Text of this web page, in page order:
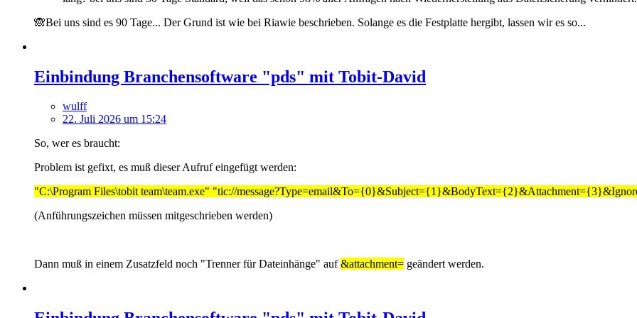
🙈Bei uns sind es 90 Tage... Der Grund ist wie bei Riawie beschrieben. Solange es die Festplatte hergibt, lassen wir es so...
Einbindung Branchensoftware "pds" mit Tobit-David
wulff
22. Juli 2026 um 15:24
So, wer es braucht:
Problem ist gefixt, es muß dieser Aufruf eingefügt werden:
"C:\Program Files\tobit team\team.exe" "tic://
(Anführungszeichen müssen mitgeschrieben werden)
Dann muß in einem Zusatzfeld noch "Trenner für Dateinhänge" auf&attachment= geändert werden.